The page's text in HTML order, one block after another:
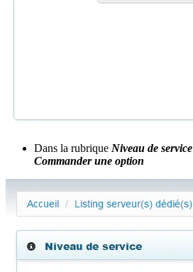
Dans la rubrique Niveau de service
Commander une option